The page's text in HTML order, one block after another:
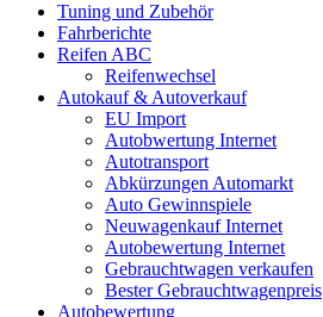
Tuning und Zubehör
Fahrberichte
Reifen ABC
Reifenwechsel
Autokauf & Autoverkauf
EU Import
Autobwertung Internet
Autotransport
Abkürzungen Automarkt
Auto Gewinnspiele
Neuwagenkauf Internet
Autobewertung Internet
Gebrauchtwagen verkaufen
Bester Gebrauchtwagenpreis
Autobewertung